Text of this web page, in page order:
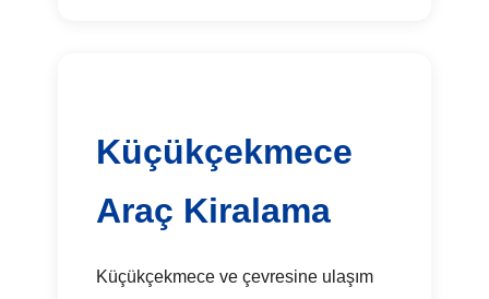
Küçükçekmece
Araç Kiralama
Küçükçekmece ve çevresine ulaşım